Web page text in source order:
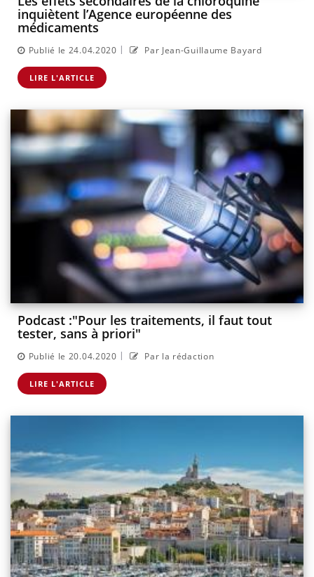
inquiètent l’Agence européenne des
médicaments
Publié le 24.04.2020 | Par Jean-Guillaume Bayard
LIRE L'ARTICLE
Podcast :"Pour les traitements, il faut tout
tester, sans à priori"
Publié le 20.04.2020 | Par la rédaction
LIRE L'ARTICLE